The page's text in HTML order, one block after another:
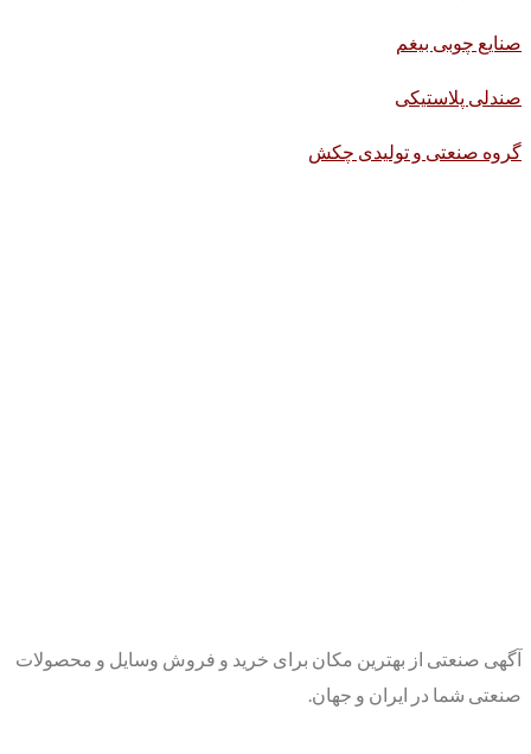
صنایع چوبی بیغم
صندلی پلاستیکی
گروه صنعتی و تولیدی چکش
آگهی صنعتی از بهترین مکان برای خرید و فروش وسایل و محصولات
صنعتی شما در ایران و جهان.